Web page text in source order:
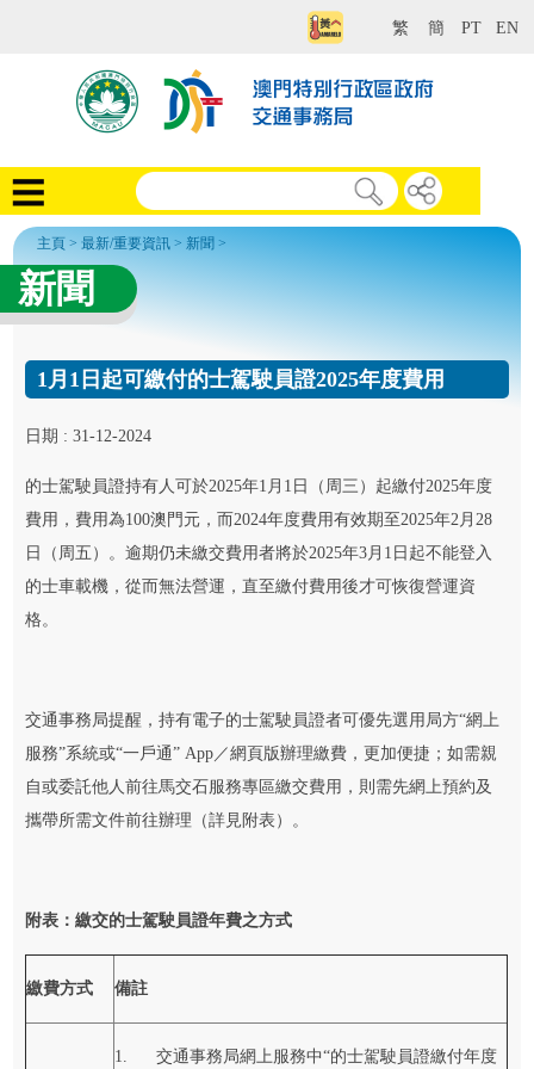
繁 簡 PT EN
主頁 >最新/重要資訊 > 新聞 >
新聞
1月1日起可繳付的士駕駛員證2025年度費用
日期 : 31-12-2024
的士駕駛員證持有人可於2025年1月1日（周三）起繳付2025年度
費用，費用為100澳門元，而2024年度費用有效期至2025年2月28
日（周五）。逾期仍未繳交費用者將於2025年3月1日起不能登入
的士車載機，從而無法營運，直至繳付費用後才可恢復營運資
格。
交通事務局提醒，持有電子的士駕駛員證者可優先選用局方“網上
服務”系統或“一戶通” App／網頁版辦理繳費，更加便捷；如需親
自或委託他人前往馬交石服務專區繳交費用，則需先網上預約及
攜帶所需文件前往辦理（詳見附表）。
附表：繳交的士駕駛員證年費之方式
繳費方式 備註
1. 交通事務局網上服務中“的士駕駛員證繳付年度